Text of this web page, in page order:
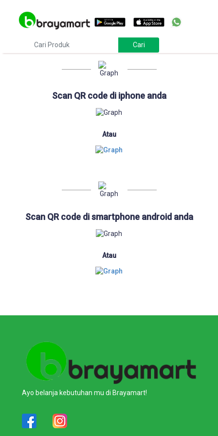
Download
Scan QR code di iphone anda
Atau
Scan QR code di smartphone android anda
Atau
Ayo belanja kebutuhan mu di Brayamart!